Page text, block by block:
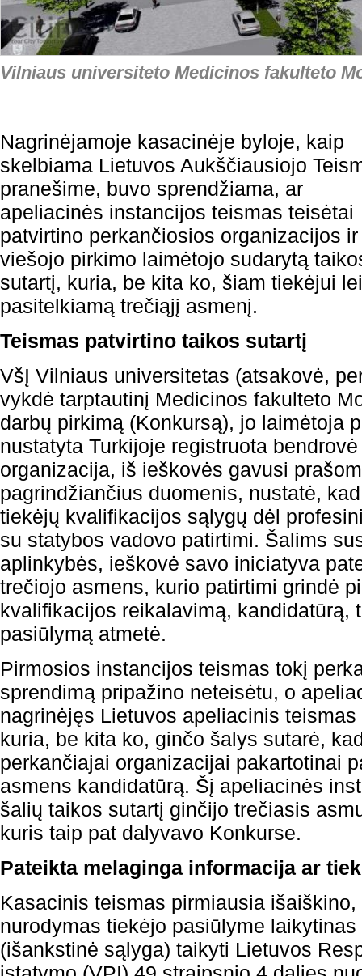
Vilniaus universiteto Medicinos fakulteto
Nagrinėjamoje kasacinėje byloje, kaip
skelbiama Lietuvos Aukščiausiojo
pranešime, buvo sprendžiama, ar
apeliacinės instancijos teismas teisėtai
patvirtino perkančiosios organizacijos ir
viešojo pirkimo laimėtojo sudarytą
sutartį, kuria, be kita ko, šiam tiekėjui
pasitelkiamą trečiąjį asmenį.
Teismas patvirtino taikos sutartį
VšĮ Vilniaus universitetas (atsakovė,
vykdė tarptautinį Medicinos fakulteto
darbų pirkimą (Konkursą), jo laimėtoja
nustatyta Turkijoje registruota
organizacija, iš ieškovės gavusi
pagrindžiančius duomenis, nustatė,
tiekėjų kvalifikacijos sąlygų dėl
su statybos vadovo patirtimi. Šalims
aplinkybės, ieškovė savo iniciatyva
trečiojo asmens, kurio patirtimi grindė
kvalifikacijos reikalavimą, kandidatūrą,
pasiūlymą atmetė.
Pirmosios instancijos teismas tokį
sprendimą pripažino neteisėtu, o
nagrinėjęs Lietuvos apeliacinis
kuria, be kita ko, ginčo šalys sutarė,
perkančiajai organizacijai pakartotinai
asmens kandidatūrą. Šį apeliacinės
šalių taikos sutartį ginčijo trečiasis
kuris taip pat dalyvavo Konkurse.
Pateikta melaginga informacija ar
Kasacinis teismas pirmiausia
nurodymas tiekėjo pasiūlyme
(išankstinė sąlyga) taikyti Lietuvos